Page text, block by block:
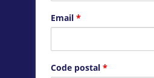
Email *
Code postal *